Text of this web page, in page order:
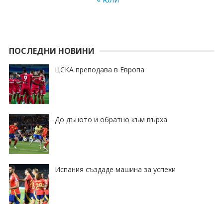
ПОСЛЕДНИ НОВИНИ
ЦСКА преподава в Европа
До дъното и обратно към върха
Испания създаде машина за успехи